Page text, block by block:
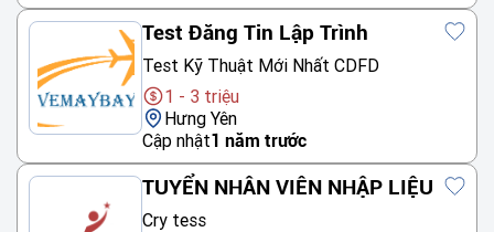
Test Đăng Tin Lập Trình
Test Kỹ Thuật Mới Nhất CDFD
1 - 3 triệu
Hưng Yên
Cập nhật1 năm trước
TUYỂN NHÂN VIÊN NHẬP LIỆU
Cry tess